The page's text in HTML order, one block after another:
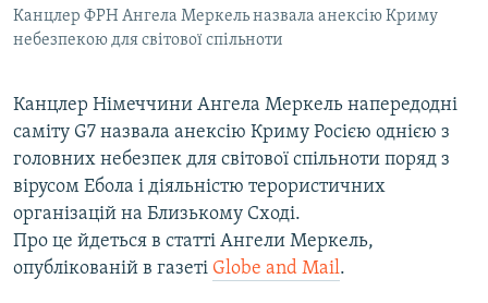
УКРАЇНСЬКА ПРОБЛЕМА КРИМУ
Усі сайти RFE/RL
Канцлер ФРН Ангела Меркель назвала анексію Криму
небезпекою для світової спільноти
Канцлер Німеччини Ангела Меркель напередодні
саміту G7 назвала анексію Криму Росією однією з
головних небезпек для світової спільноти поряд з
вірусом Ебола і діяльністю терористичних
організацій на Близькому Сході.
Про це йдеться в статті Ангели Меркель,
опублікованій в газеті Globe and Mail.